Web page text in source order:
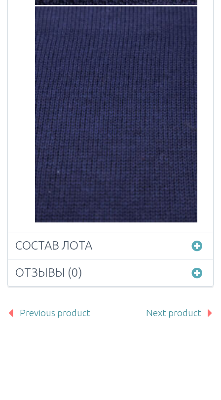
СОСТАВ ЛОТА
ОТЗЫВЫ (0)
Previous product Next product